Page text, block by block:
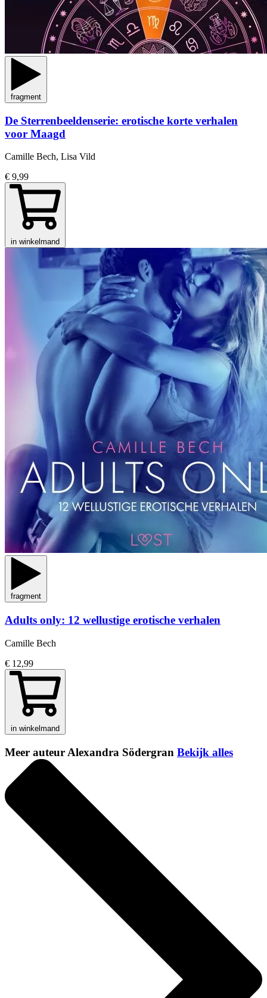
fragment
De Sterrenbeeldenserie: erotische korte verhalen
voor Maagd
Camille Bech, Lisa Vild
€ 9,99
in winkelmand
fragment
Adults only: 12 wellustige erotische verhalen
Camille Bech
€ 12,99
in winkelmand
Meer auteur Alexandra Södergran Bekijk alles